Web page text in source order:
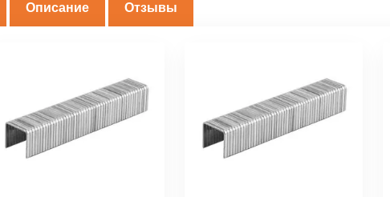
Описание Отзывы